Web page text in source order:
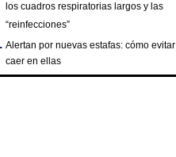
los cuadros respiratorias largos y las
“reinfecciones”
Alertan por nuevas estafas: cómo evitar
caer en ellas